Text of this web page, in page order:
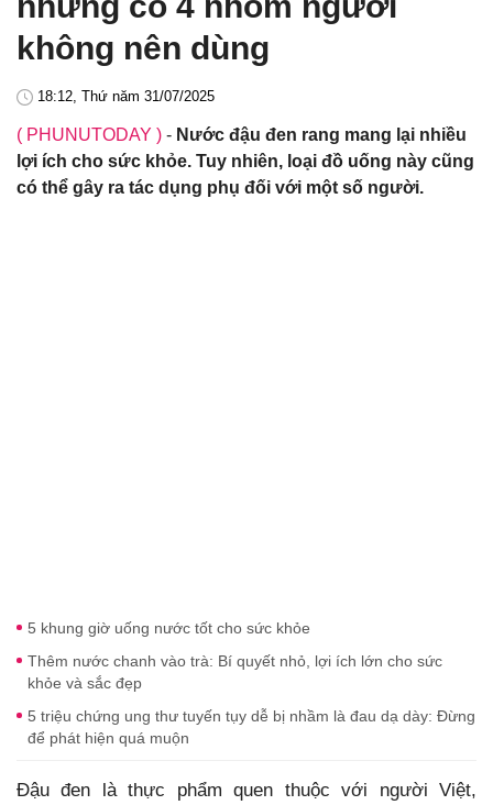
không nên dùng
18:12, Thứ năm 31/07/2025
( PHUNUTODAY ) - Nước đậu đen rang mang lại nhiều
lợi ích cho sức khỏe. Tuy nhiên, loại đồ uống này cũng
có thể gây ra tác dụng phụ đối với một số người.
5 khung giờ uống nước tốt cho sức khỏe
Thêm nước chanh vào trà: Bí quyết nhỏ, lợi ích lớn cho sức
khỏe và sắc đẹp
5 triệu chứng ung thư tuyến tụy dễ bị nhầm là đau dạ dày: Đừng
để phát hiện quá muộn
Đậu đen là thực phẩm quen thuộc với người Việt,